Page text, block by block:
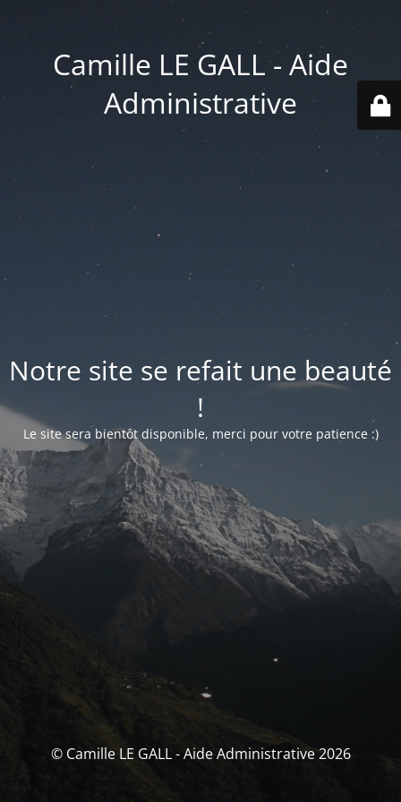
Camille LE GALL - Aide
Administrative
Notre site se refait une beauté
!
Le site sera bientôt disponible, merci pour votre patience :)
© Camille LE GALL - Aide Administrative 2026